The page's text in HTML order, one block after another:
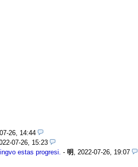
26, 14:44
07-26, 15:23
estas progresi. - 明 , 2022-07-26, 19:07